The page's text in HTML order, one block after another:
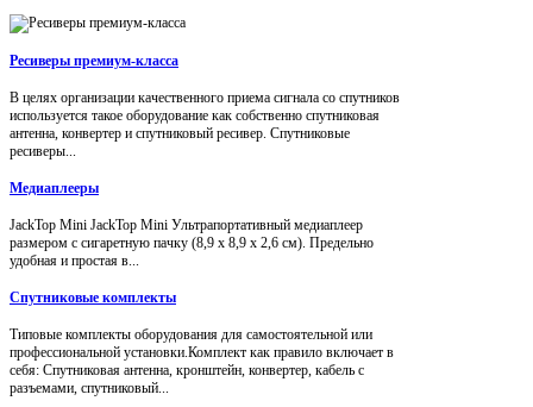
Ресиверы премиум-класса
В целях организации качественного приема сигнала со спутников
используется такое оборудование как собственно спутниковая
антенна, конвертер и спутниковый ресивер. Спутниковые
ресиверы...
Медиаплееры
JackTop Mini JackTop Mini Ультрапортативный медиаплеер
размером с сигаретную пачку (8,9 x 8,9 x 2,6 см). Предельно
удобная и простая в...
Спутниковые комплекты
Типовые комплекты оборудования для самостоятельной или
профессиональной установки.Комплект как правило включает в
себя: Спутниковая антенна, кронштейн, конвертер, кабель с
разъемами, спутниковый...